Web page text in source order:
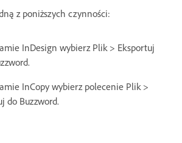
z poniższych czynności:
InDesign wybierz Plik > Eksportuj
InCopy wybierz polecenie Plik >
do Buzzword.